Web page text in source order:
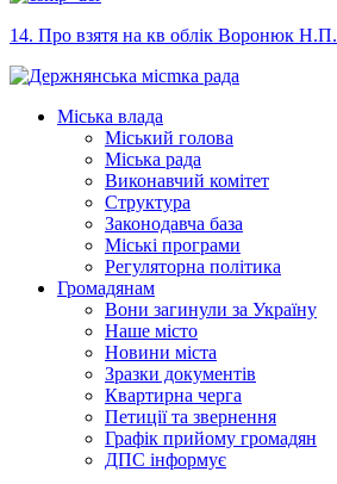
14. Про взятя на кв облік Воронюк Н.П.
Міська влада
Міський голова
Міська рада
Виконавчий комітет
Структура
Законодавча база
Міські програми
Регуляторна політика
Громадянам
Вони загинули за Україну
Наше місто
Новини міста
Зразки документів
Квартирна черга
Петиції та звернення
Графік прийому громадян
ДПС інформує